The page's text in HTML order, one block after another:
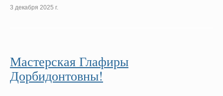
3 декабря 2025 г.
Мастерская Глафиры
Дорбидонтовны!